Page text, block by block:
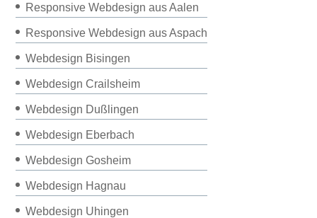
Responsive Webdesign aus Aalen
Responsive Webdesign aus Aspach
Webdesign Bisingen
Webdesign Crailsheim
Webdesign Dußlingen
Webdesign Eberbach
Webdesign Gosheim
Webdesign Hagnau
Webdesign Uhingen